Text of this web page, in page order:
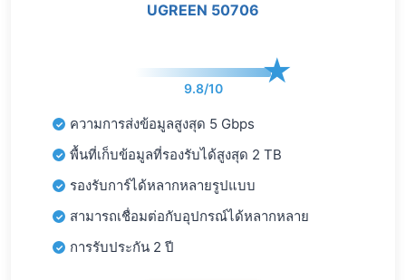
UGREEN 50706
9.8/10
ความการส่งข้อมูลสูงสุด 5 Gbps
พื้นที่เก็บข้อมูลที่รองรับได้สูงสุด 2 TB
รองรับการ์ได้หลากหลายรูปแบบ
สามารถเชื่อมต่อกับอุปกรณ์ได้หลากหลาย
การรับประกัน 2 ปี